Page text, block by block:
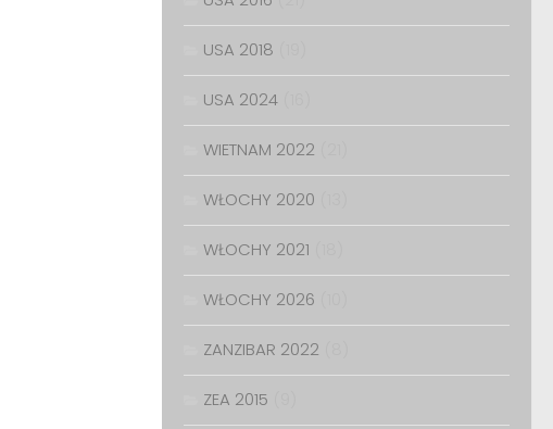
USA 2018
USA 2024
WIETNAM 2022
WŁOCHY 2020
WŁOCHY 2021
WŁOCHY 2026
ZANZIBAR 2022
ZEA 2015